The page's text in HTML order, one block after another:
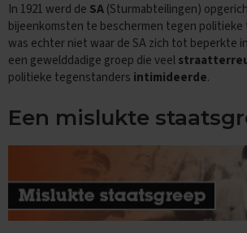
m
e
n
s
D
i
x
a
In 1921 werd de SA(Sturmabteilingen)
bijeenkomsten te beschermen tegen
was echter niet waar de SA zich tot beperkte
een gewelddadige groep die veel
politieke tegenstanders intimideerde.
Een mislukte